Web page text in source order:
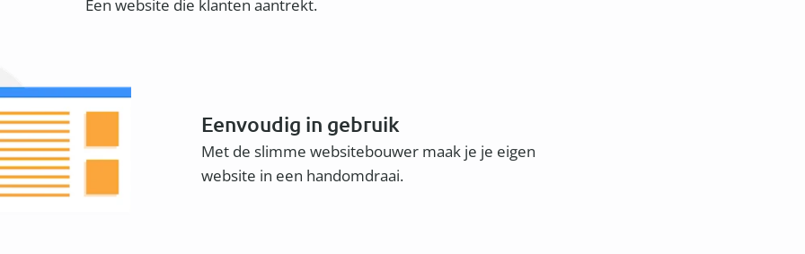
Een website die klanten aantrekt.
Eenvoudig in gebruik
Met de slimme websitebouwer maak je je eigen
website in een handomdraai.